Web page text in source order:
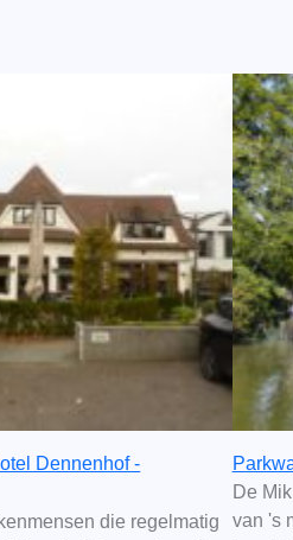
Dennenhof -
die regelmatig
De
van 's